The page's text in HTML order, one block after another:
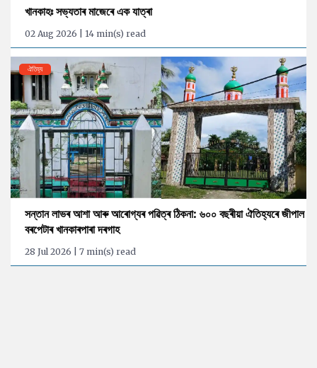
খানকাহঃ সভ্যতাৰ মাজেৰে এক যাত্ৰা
02 Aug 2026 | 14 min(s) read
ঐতিহ্য
সন্তান লাভৰ আশা আৰু আৰোগ্যৰ পৱিত্ৰ ঠিকনা: ৬০০ বছৰীয়া ঐতিহ্যৰে জীপাল
বৰপেটাৰ খানকাৰপাৰা দৰগাহ
28 Jul 2026 | 7 min(s) read